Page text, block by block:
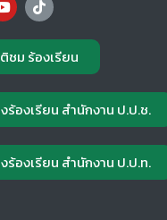
ชม ร้องเรียน
ร้องเรียน สำนักงาน ป.ป.ช.
ร้องเรียน สำนักงาน ป.ป.ท.